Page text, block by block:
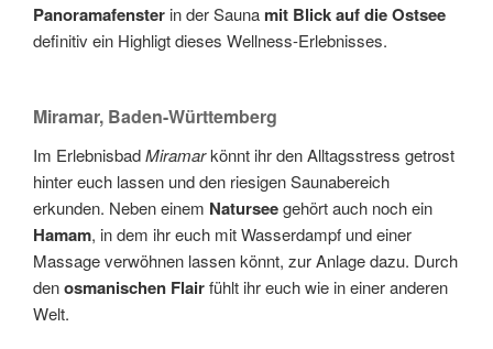
Panoramafenster in der Sauna mit Blick auf die Ostsee
definitiv ein Highligt dieses Wellness-Erlebnisses.
Miramar, Baden-Württemberg
Im ErlebnisbadMiramarkönnt ihr den Alltagsstress getrost
hinter euch lassen und den riesigen Saunabereich
erkunden. Neben einem Naturseegehört auch noch ein
Hamam, in dem ihr euch mit Wasserdampf und einer
Massage verwöhnen lassen könnt, zur Anlage dazu. Durch
denosmanischen Flairfühlt ihr euch wie in einer anderen
Welt.